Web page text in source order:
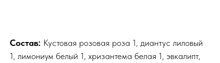
Состав: Кустовая розовая роза 1, диантус лиловый
1, лимониум белый 1, хризантема белая 1, эвкалипт,